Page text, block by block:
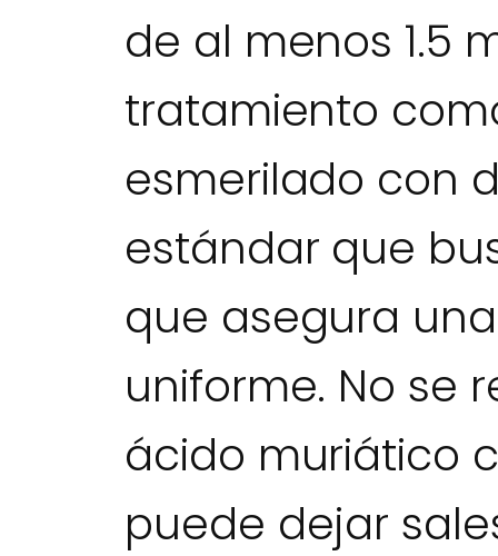
de al menos 1.5
tratamiento
esmerilado con
estándar que
que asegura
uniforme. No se
ácido muriático
puede dejar